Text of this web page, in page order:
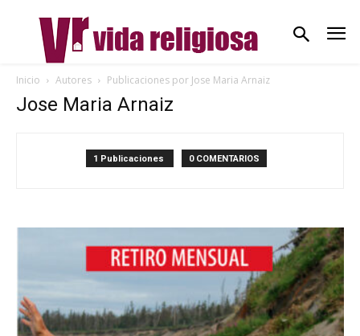
Inicio Autores Publicaciones por Jose Maria Arnaiz
Jose Maria Arnaiz
1 Publicaciones 0 COMENTARIOS